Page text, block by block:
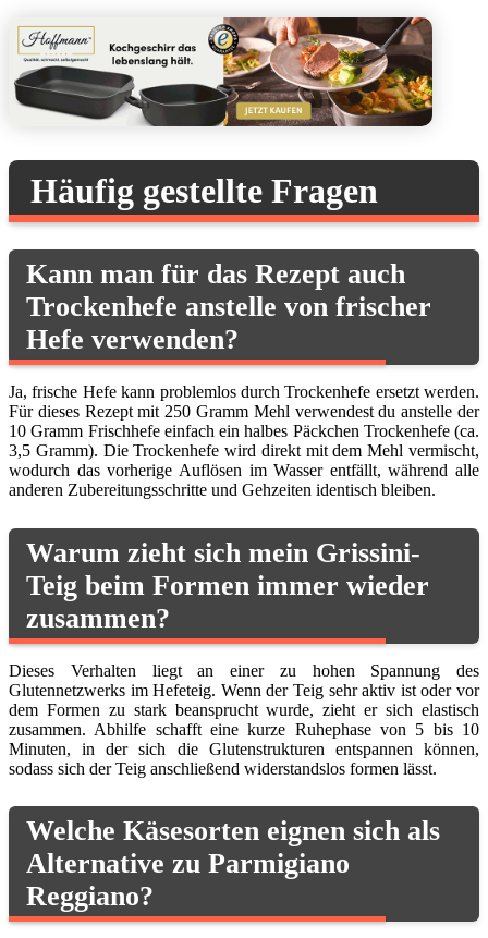
Häufig gestellte Fragen
Kann man für das Rezept auch
Trockenhefe anstelle von frischer
Hefe verwenden?
Ja, frische Hefe kann problemlos durch Trockenhefe ersetzt werden.
Für dieses Rezept mit 250 Gramm Mehl verwendest du anstelle der
10 Gramm Frischhefe einfach ein halbes Päckchen Trockenhefe (ca.
3,5 Gramm). Die Trockenhefe wird direkt mit dem Mehl vermischt,
wodurch das vorherige Auflösen im Wasser entfällt, während alle
anderen Zubereitungsschritte und Gehzeiten identisch bleiben.
Warum zieht sich mein Grissini-
Teig beim Formen immer wieder
zusammen?
Dieses Verhalten liegt an einer zu hohen Spannung des
Glutennetzwerks im Hefeteig. Wenn der Teig sehr aktiv ist oder vor
dem Formen zu stark beansprucht wurde, zieht er sich elastisch
zusammen. Abhilfe schafft eine kurze Ruhephase von 5 bis 10
Minuten, in der sich die Glutenstrukturen entspannen können,
sodass sich der Teig anschließend widerstandslos formen lässt.
Welche Käsesorten eignen sich als
Alternative zu Parmigiano
Reggiano?